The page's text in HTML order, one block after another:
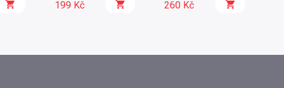
199 Kč 260 Kč